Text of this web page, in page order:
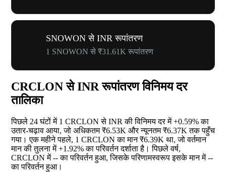
SNOWON से INR रूपांतरण
1 SNOWON से ₹31.61K रूपांतरण
CRCLON से INR रूपांतरण विनिमय दर
तालिका
पिछले 24 घंटों में 1 CRCLON से INR की विनिमय दर में+0.59%का
उतार-चढ़ाव आया, जो अधिकतम ₹6.53K और न्यूनतम ₹6.37K तक पहुँच
गया। एक महीने पहले, 1 CRCLON का मान ₹6.39K था, जो वर्तमान
मान की तुलना में+1.92%का परिवर्तन दर्शाता है। पिछले वर्ष,
CRCLON में--का परिवर्तन हुआ, जिसके परिणामस्वरूप इसके मान में--
का परिवर्तन हुआ।